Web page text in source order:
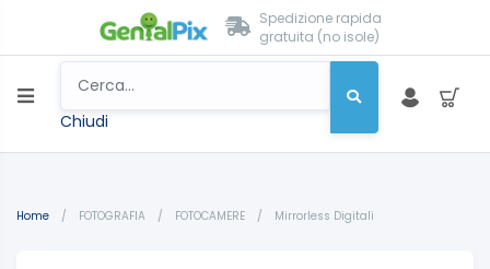
Spedizione rapida
gratuita (no isole)
Chiudi
Home / FOTOGRAFIA / FOTOCAMERE / Mirrorless Digitali